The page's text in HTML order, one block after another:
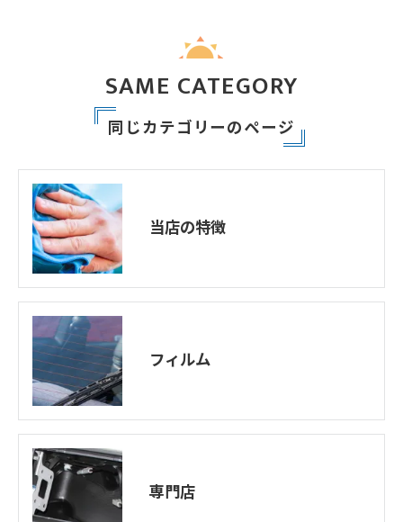
同じカテゴリーのページ
SAME CATEGORY
当店の特徴
フィルム
専門店